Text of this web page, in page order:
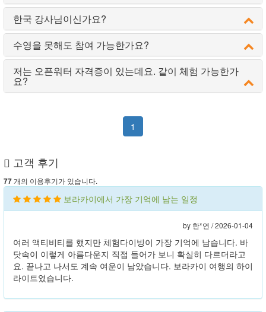
한국 강사님이신가요?
수영을 못해도 참여 가능한가요?
저는 오픈워터 자격증이 있는데요. 같이 체험 가능한가
요?
1
고객 후기
77 개의 이용후기가 있습니다.
보라카이에서 가장 기억에 남는 일정
by 한*연 /2026-01-04
여러 액티비티를 했지만 체험다이빙이 가장 기억에 남습니다. 바
닷속이 이렇게 아름다운지 직접 들어가 보니 확실히 다르더라고
요. 끝나고 나서도 계속 여운이 남았습니다. 보라카이 여행의 하이
라이트였습니다.